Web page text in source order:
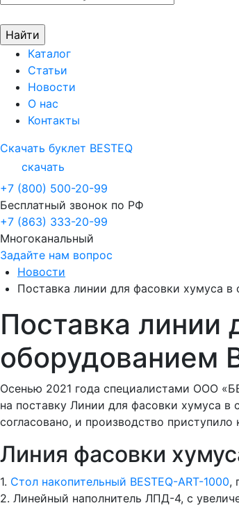
Каталог
Статьи
Новости
О нас
Контакты
Скачать буклет BESTEQ
скачать
+7 (800) 500-20-99
Бесплатный звонок по РФ
+7 (863) 333-20-99
Многоканальный
Задайте нам вопрос
Новости
Поставка линии для фасовки хумуса в
Поставка линии
оборудованием
Осенью 2021 года специалистами ООО
на поставку Линии для фасовки хумуса в
согласовано, и производство
Линия фасовки
1. Стол накопительный BESTEQ-ART-1000,
2. Линейный наполнитель ЛПД-4, с